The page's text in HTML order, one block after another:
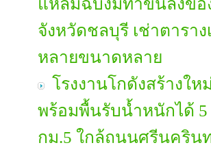
แหลมฉบังมีท่าขึ้นลงขอ
จังหวัดชลบุรี เช่าตารา
หลายขนาดหลาย
โรงงานโกดังสร้างใ
พร้อมพื้นรับน้ำหนักได้ 5
กม.5 ใกล้ถนนศรีนคริน